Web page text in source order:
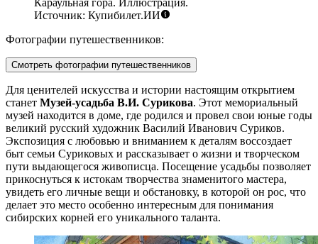
Источник: Купибилет.ИИ
Фотографии путешественников:
Смотреть фотографии путешественников
Для ценителей искусства и истории настоящим открытием
станет Музей-усадьба В.И. Сурикова. Этот мемориальный
музей находится в доме, где родился и провел свои юные годы
великий русский художник Василий Иванович Суриков.
Экспозиция с любовью и вниманием к деталям воссоздает
быт семьи Суриковых и рассказывает о жизни и творческом
пути выдающегося живописца. Посещение усадьбы позволяет
прикоснуться к истокам творчества знаменитого мастера,
увидеть его личные вещи и обстановку, в которой он рос, что
делает это место особенно интересным для понимания
сибирских корней его уникального таланта.